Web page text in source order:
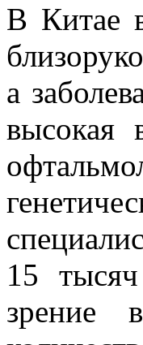
В Китае
а
высокая
15
зрение